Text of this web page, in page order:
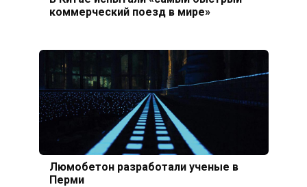
коммерческий поезд в мире»
Люмобетон разработали ученые в
Перми